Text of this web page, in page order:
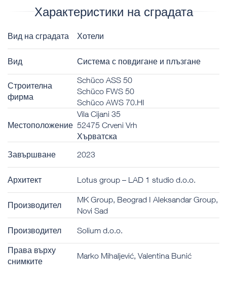
Характеристики на сградата
Вид на сградата Хотели
Вид Система с повдигане и плъзгане
Строителна
фирма
Schüco ASS 50
Schüco FWS 50
Schüco AWS 70.HI
Местоположение
Vila Cijani 35
52475 Crveni Vrh
Хърватска
Завършване
2023
Архитект Lotus group – LAD 1 studio d.o.o.
Производител
MK Group, Beograd I Aleksandar Group,
Novi Sad
Производител Solium d.o.o.
Права върху
снимките
Marko Mihaljević, Valentina Bunić